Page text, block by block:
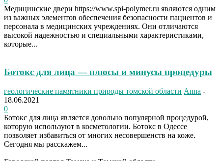
Медицинские двери https://www.spi-polymer.ru являются одним
из важных элементов обеспечения безопасности пациентов и
персонала в медицинских учреждениях. Они отличаются
высокой надежностью и специальными характеристиками,
которые...
Ботокс для лица — плюсы и минусы процедуры
геологические памятники природы томской области Anna -
18.06.2021
0
Ботокс для лица является довольно популярной процедурой,
которую используют в косметологии. Ботокс в Одессе
позволяет избавиться от многих несовершенств на коже.
Сегодня мы расскажем...